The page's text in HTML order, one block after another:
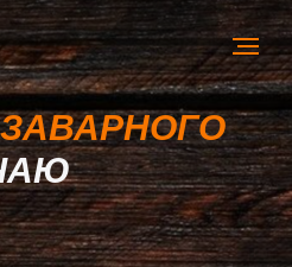
ЗАВАРНОГО